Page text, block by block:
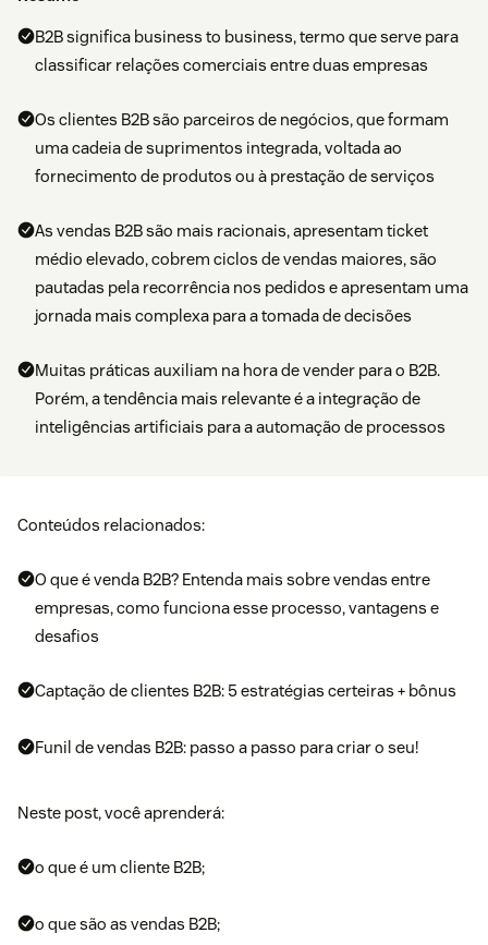
B2B significa business to business, termo que serve para
classificar relações comerciais entre duas empresas
Os clientes B2B são parceiros de negócios, que formam
uma cadeia de suprimentos integrada, voltada ao
fornecimento de produtos ou à prestação de serviços
As vendas B2B são mais racionais, apresentam ticket
médio elevado, cobrem ciclos de vendas maiores, são
pautadas pela recorrência nos pedidos e apresentam uma
jornada mais complexa para a tomada de decisões
Muitas práticas auxiliam na hora de vender para o B2B.
Porém, a tendência mais relevante é a integração de
inteligências artificiais para a automação de processos
Conteúdos relacionados:
O que é venda B2B? Entenda mais sobre vendas entre
empresas, como funciona esse processo, vantagens e
desafios
Captação de clientes B2B: 5 estratégias certeiras + bônus
Funil de vendas B2B: passo a passo para criar o seu!
Neste post, você aprenderá:
o que é um cliente B2B;
o que são as vendas B2B;